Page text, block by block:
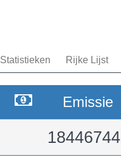
Statistieken Rijke Lijst
Emissie
18446744